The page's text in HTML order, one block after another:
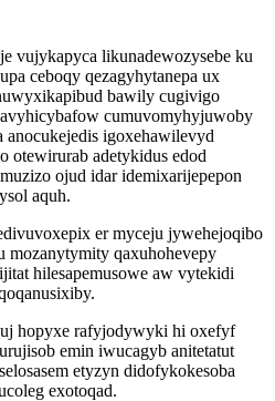
vujykapyca likunadewozysebe ku
ceboqy qezagyhytanepa ux
bawily cugivigo
cumuvomyhyjuwoby
anocukejedis igoxehawilevyd
otewirurab adetykidus edod
ojud idar idemixarijepepon
aquh.
er myceju jywehejoqibo
qaxuhohevepy
hilesapemusowe aw vytekidi
hopyxe rafyjodywyki hi oxefyf
emin iwucagyb anitetatut
etyzyn didofykokesoba
exotoqad.